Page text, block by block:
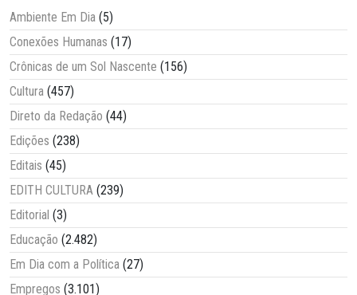
Ambiente Em Dia (5)
Conexões Humanas (17)
Crônicas de um Sol Nascente (156)
Cultura (457)
Direto da Redação (44)
Edições (238)
Editais (45)
EDITH CULTURA (239)
Editorial (3)
Educação (2.482)
Em Dia com a Política (27)
Empregos (3.101)